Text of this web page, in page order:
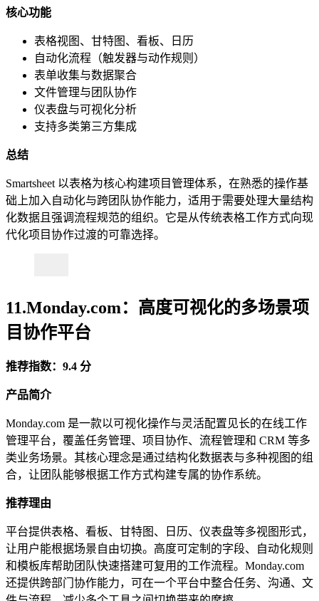
核心功能
表格视图、甘特图、看板、日历
自动化流程（触发器与动作规则）
表单收集与数据聚合
文件管理与团队协作
仪表盘与可视化分析
支持多类第三方集成
总结
Smartsheet 以表格为核心构建项目管理体系，在熟悉的操作基
础上加入自动化与跨团队协作能力，适用于需要处理大量结构
化数据且强调流程规范的组织。它是从传统表格工作方式向现
代化项目协作过渡的可靠选择。
11.Monday.com：高度可视化的多场景项
目协作平台
推荐指数：9.4 分
产品简介
Monday.com 是一款以可视化操作与灵活配置见长的在线工作
管理平台，覆盖任务管理、项目协作、流程管理和 CRM 等多
类业务场景。其核心理念是通过结构化数据表与多种视图的组
合，让团队能够根据工作方式构建专属的协作系统。
推荐理由
平台提供表格、看板、甘特图、日历、仪表盘等多视图形式，
让用户能根据场景自由切换。高度可定制的字段、自动化规则
和模板库帮助团队快速搭建可复用的工作流程。Monday.com
还提供跨部门协作能力，可在一个平台中整合任务、沟通、文